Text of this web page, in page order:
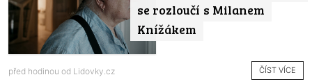
se rozloučí s Milanem
Knížákem
před hodinou od Lidovky.cz ČÍST VÍCE